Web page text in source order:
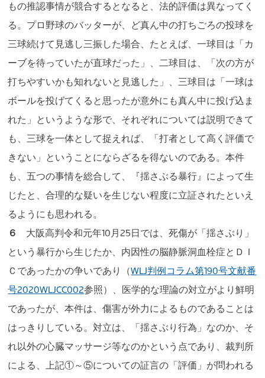
もの推認事情が競合するとなると、法的評価は異なってく
る。プロ野球のバッターが、ど真ん中の打ちごろの投球を
三球続けて見逃し三振した場合、たとえば、一球目は「カ
ーブを待っていたが直球だった」、二球目は、「次の方が
打ちやすいかも知れないと見逃した」、三球目は「一球は
ボールを投げてくると思ったが意外にも真ん中に投げ込ま
れた」というような形で、それぞれについては説明できて
も、三球を一体として捉えれば、「打者として高く評価で
きない」ということにならざるを得ないのである。本件
も、五つの事情を総合して、『揺さぶる暴行』によって生
じたと、合理的な疑いを生じない程度に立証されたといえ
るようにも思われる。
６
大阪高判令和元年10月25日では、死傷が「揺さぶり」
という暴行から生じたか、内因性の脳静脈洞血栓症とＤＩ
Ｃであったかの争いであり（WLJ判例コラム第190号文献番
号2020WLJCC002参照）、医学的な理論の対立がより鮮明
であったが、本件は、傷害が外力によるものであることは
はっきりしている。対立は、「揺さぶり行為」なのか、そ
れ以外の心臓マッサージ等なのかという点であり、裁判所
による、上記①～⑤についての証言の「評価」が問われる